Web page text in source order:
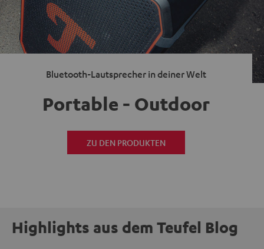
Bluetooth-Lautsprecher in deiner Welt
Portable - Outdoor
ZU DEN PRODUKTEN
Highlights aus dem Teufel Blog